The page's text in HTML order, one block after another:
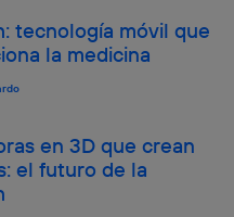
tecnología móvil que
la medicina
en 3D que crean
el futuro de la
su dispositivo y
recibirá el mismo
ancha
los miembros del hogar
será más